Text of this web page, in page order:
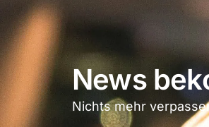
News
Nichts mehr